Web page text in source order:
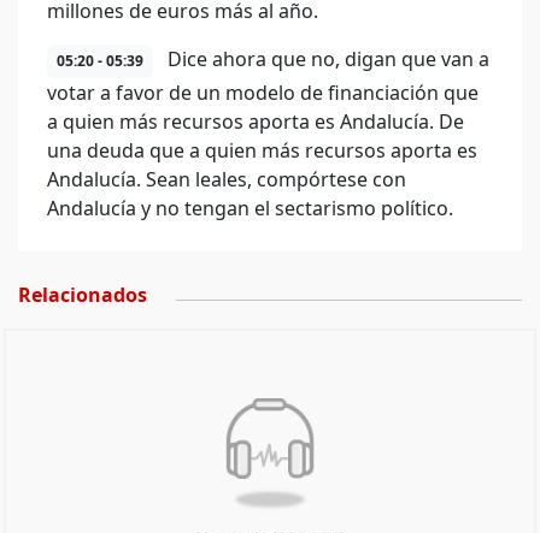
millones de euros más al año.
05:20 - 05:39
Dice ahora que no, digan que van a
votar a favor de un modelo de financiación que
a quien más recursos aporta es Andalucía. De
una deuda que a quien más recursos aporta es
Andalucía. Sean leales, compórtese con
Andalucía y no tengan el sectarismo político.
Relacionados